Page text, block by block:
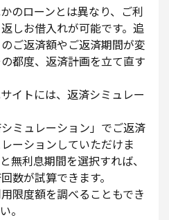
のローンとは異なり、ご利
しお借入れが可能です。追
ご返済額やご返済期間が変
都度、返済計画を立て直す
イトには、返済シミュレー
ミュレーション」でご返済
ーションしていただけま
無利息期間を選択すれば、
数が試算できます。
限度額を調べることもでき
。